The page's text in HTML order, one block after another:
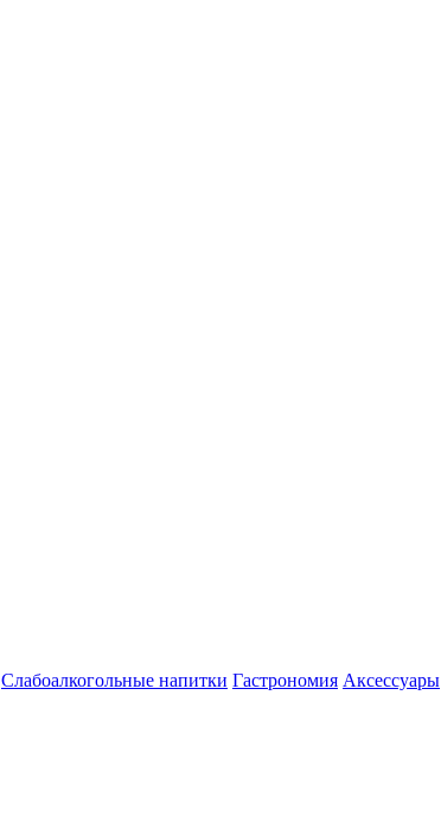
Слабоалкогольные напитки Гастрономия Аксессуары